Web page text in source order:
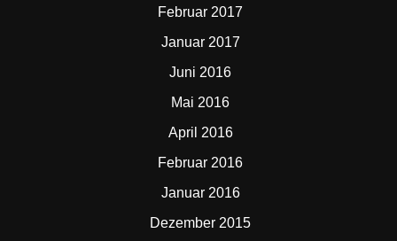
Februar 2017
Januar 2017
Juni 2016
Mai 2016
April 2016
Februar 2016
Januar 2016
Dezember 2015